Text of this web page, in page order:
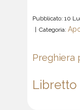
Pubblicato: 10
Categoria:
Preghiera
Libretto